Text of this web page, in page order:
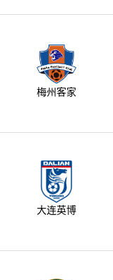
梅州客家
大连英博